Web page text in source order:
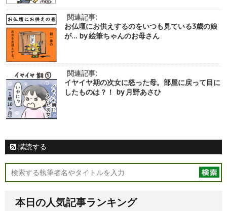
関連記事:
お仏壇にお供えするのをいつも見ている3歳の娘
が… by 絵筆ちゃんのお母さん
関連記事:
イヤイヤ期の次女に怒った母。部屋に戻って目に
したものは？！ by 月野あさひ
購読する
本日の人気記事ランキング